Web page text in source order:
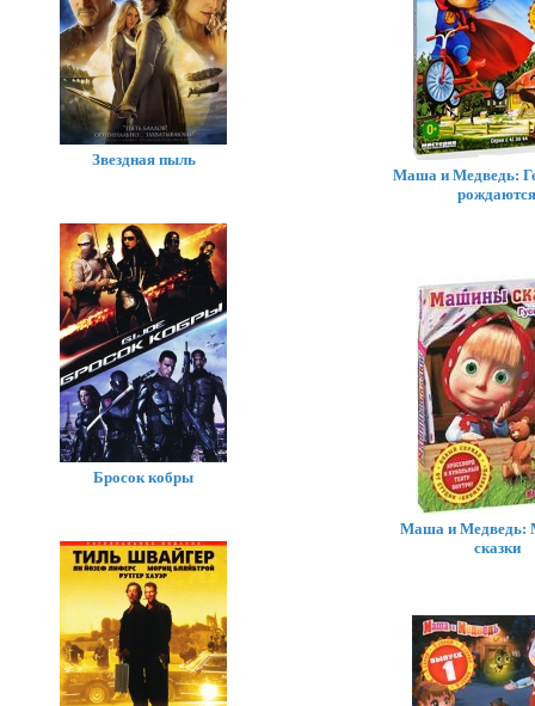
Маша и Медведь:
рождаются
Маша и
сказки
Звездная пыль
Бросок кобры